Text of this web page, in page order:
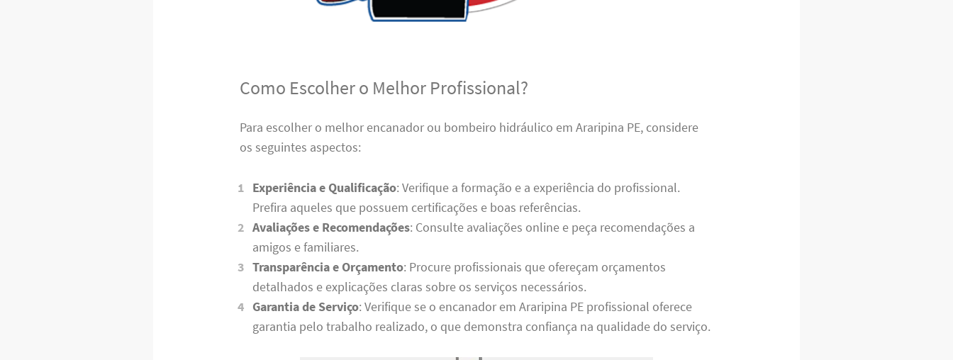
Como Escolher o Melhor Profissional?
Para escolher o melhor encanador ou bombeiro hidráulico em Araripina PE, considere
os seguintes aspectos:
Experiência e Qualificação: Verifique a formação e a experiência do profissional.
Prefira aqueles que possuem certificações e boas referências.
Avaliações e Recomendações: Consulte avaliações online e peça recomendações a
amigos e familiares.
Transparência e Orçamento: Procure profissionais que ofereçam orçamentos
detalhados e explicações claras sobre os serviços necessários.
Garantia de Serviço: Verifique se o encanador em Araripina PE profissional oferece
garantia pelo trabalho realizado, o que demonstra confiança na qualidade do serviço.